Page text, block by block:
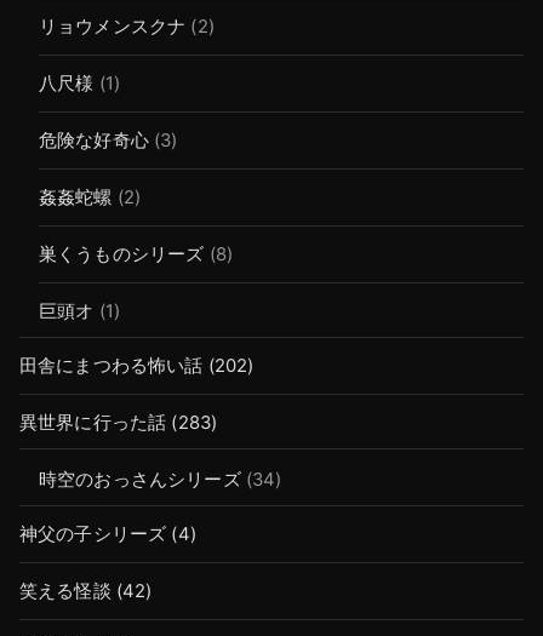
リョウメンスクナ (2)
八尺様 (1)
危険な好奇心(3)
姦姦蛇螺 (2)
巣くうものシリーズ (8)
巨頭オ (1)
田舎にまつわる怖い話 (202)
異世界に行った話 (283)
時空のおっさんシリーズ(34)
神父の子シリーズ (4)
笑える怪談 (42)